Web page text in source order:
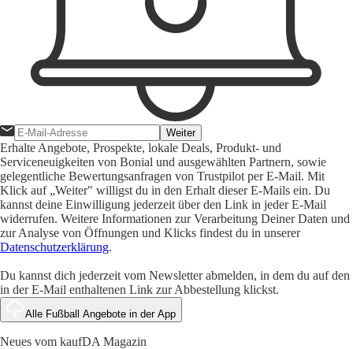
Weiter
Erhalte Angebote, Prospekte, lokale Deals, Produkt- und
Serviceneuigkeiten von Bonial und ausgewählten Partnern, sowie
gelegentliche Bewertungsanfragen von Trustpilot per E-Mail. Mit
Klick auf „Weiter" willigst du in den Erhalt dieser E-Mails ein. Du
kannst deine Einwilligung jederzeit über den Link in jeder E-Mail
widerrufen. Weitere Informationen zur Verarbeitung Deiner Daten und
zur Analyse von Öffnungen und Klicks findest du in unserer
Datenschutzerklärung.
Du kannst dich jederzeit vom Newsletter abmelden, in dem du auf den
in der E-Mail enthaltenen Link zur Abbestellung klickst.
Alle Fußball Angebote in der App
Neues vom kaufDA Magazin